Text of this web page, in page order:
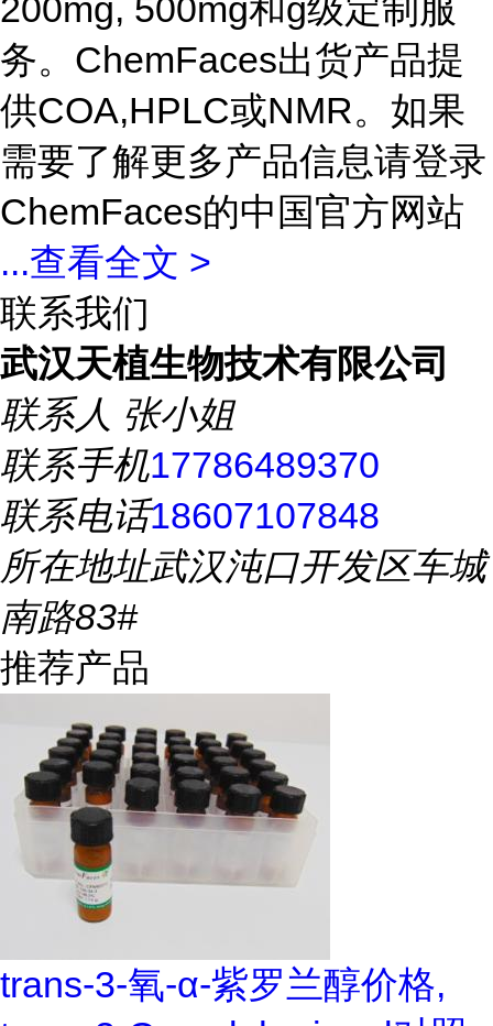
200mg, 500mg和g级定制服
务。ChemFaces出货产品提
供COA,HPLC或NMR。如果
需要了解更多产品信息请登录
ChemFaces的中国官方网站
...查看全文 >
联系我们
武汉天植生物技术有限公司
联系人 张小姐
联系手机17786489370
联系电话18607107848
所在地址武汉沌口开发区车城
南路83#
推荐产品
trans-3-氧-α-紫罗兰醇价格,